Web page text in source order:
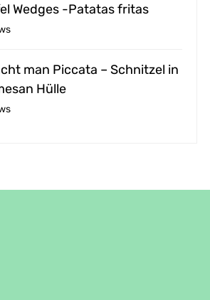
Wedges -Patatas fritas
man Piccata – Schnitzel in
Hülle